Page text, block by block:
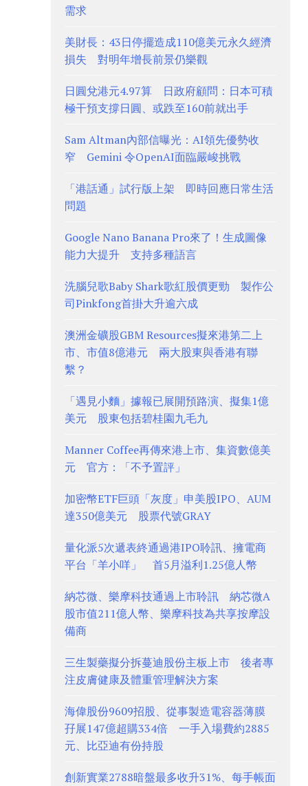
需求
美財長：43日停擺造成110億美元永久經濟
損失 對明年增長前景仍樂觀
日圓兌港元4.97算 日政府顧問：日本可積
極干預支撐日圓、或跌至160前就出手
Sam Altman內部信曝光：AI領先優勢收
窄 Gemini 令OpenAI面臨嚴峻挑戰
「港話通」試行版上架 即時回應日常生活
問題
Google Nano Banana Pro來了！生成圖像
能力大提升 支持多種語言
洗腦兒歌Baby Shark歌紅股價更勁 製作公
司Pinkfong首掛大升逾六成
澳洲金礦股GBM Resources擬來港第二上
市、市值8億港元 兩大股東與香港有聯
繫？
「遇見小麵」據報已展開預路演、擬集1億
美元 股東包括碧桂園九毛九
Manner Coffee再傳來港上市、集資數億美
元 官方：「不予置評」
加密幣ETF巨頭「灰度」申美股IPO、AUM
達350億美元 股票代號GRAY
量化派5次遞表終通過港IPO聆訊、擁電商
平台「羊小咩」 首5月溢利1.25億人幣
納芯微、樂摩科技通過上市聆訊 納芯微A
股市值211億人幣、樂摩科技為共享按摩設
備商
三生製藥擬分拆蔓迪股份主板上市 後者專
注皮膚健康及體重管理解決方案
海偉股份9609招股、從事製造電容器薄膜
孖展147億超購334倍 一手入場費約2885
元、比亞迪有份持股
創新實業2788暗盤最多收升31%、每手帳面